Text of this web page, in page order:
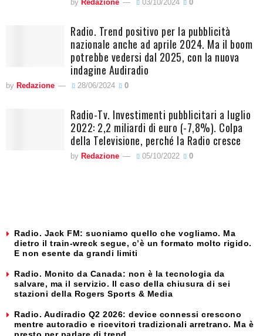
by Redazione 03/10/2024 0
Radio. Trend positivo per la pubblicità
nazionale anche ad aprile 2024. Ma il boom
potrebbe vedersi dal 2025, con la nuova
indagine Audiradio
by Redazione 28/06/2024 0
Radio-Tv. Investimenti pubblicitari a luglio
2022: 2,2 miliardi di euro (-7,8%). Colpa
della Televisione, perché la Radio cresce
by Redazione 05/10/2022 0
Radio. Jack FM: suoniamo quello che vogliamo. Ma
dietro il train-wreck segue, c’è un formato molto rigido.
E non esente da grandi limiti
Radio. Monito da Canada: non è la tecnologia da
salvare, ma il servizio. Il caso della chiusura di sei
stazioni della Rogers Sports & Media
Radio. Audiradio Q2 2026: device connessi crescono
mentre autoradio e ricevitori tradizionali arretrano. Ma è
presto per parlare di trend